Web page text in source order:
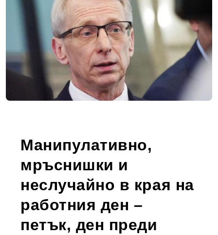
Манипулативно,
мръснишки и
неслучайно в края на
работния ден –
петък, ден преди